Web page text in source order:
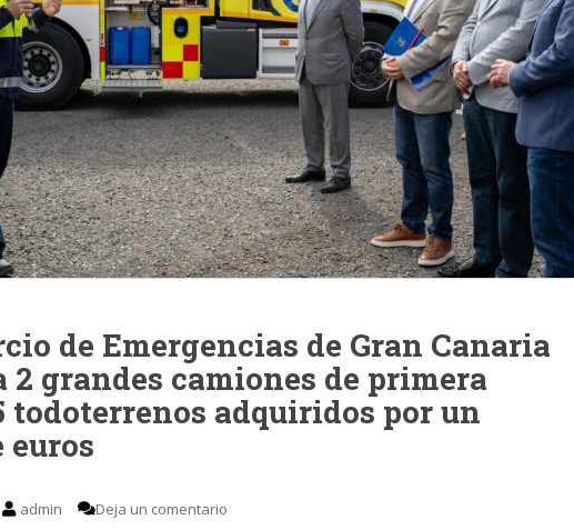
de Emergencias de Gran Canaria
2 grandes camiones de primera
todoterrenos adquiridos por un
admin Deja un comentario